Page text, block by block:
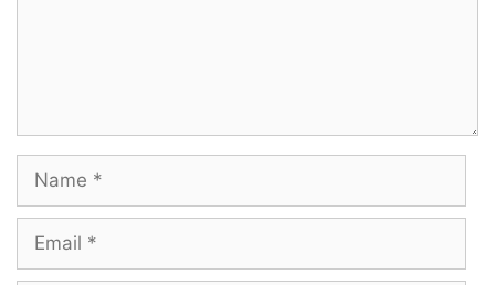
Oodum neeril pottaargal kolangal
Vannangal suvar engum vannangal
Chinnangal avamaana chinnangal